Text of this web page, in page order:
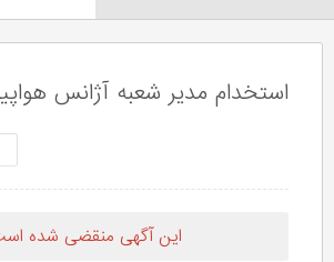
استخدام مدیر شعبه آژانس
این آگهی منقضی شده